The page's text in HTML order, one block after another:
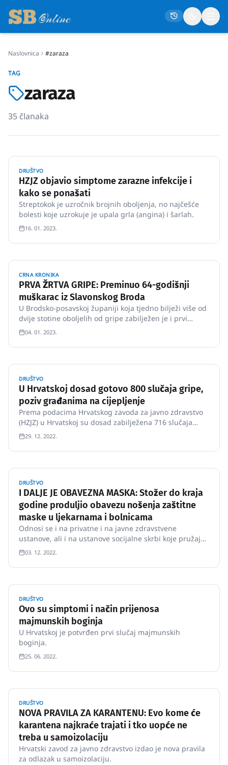
Društvo
Politika
Gospodarstvo
Crna kronika
Sport
Kultura
Osmrtnice
Naslovnica #zaraza
TAG
zaraza
35 članaka
DRUŠTVO
HZJZ objavio simptome zarazne infekcije i
kako se ponašati
Streptokok je uzročnik brojnih oboljenja, no najčešće
bolesti koje uzrokuje je upala grla (angina) i šarlah.
16. 01. 2023.
CRNA KRONIKA
PRVA ŽRTVA GRIPE: Preminuo 64-godišnji
muškarac iz Slavonskog Broda
U Brodsko-posavskoj županiji koja tjedno bilježi više od
dvije stotine oboljelih od gripe zabilježen je i prvi
smrtni slučaj.
04. 01. 2023.
DRUŠTVO
U Hrvatskoj dosad gotovo 800 slučaja gripe,
poziv građanima na cijepljenje
Prema podacima Hrvatskog zavoda za javno zdravstvo
(HZJZ) u Hrvatskoj su dosad zabilježena 716 slučaja
gripe, a očekuje se povećanje oboljelih idućih tjedana
te se građanima savjetuje cijepljenje protiv gripe,
izjavila je u utorak za Hinu epidemiologinja Iva Pem
29. 12. 2022.
DRUŠTVO
I DALJE JE OBAVEZNA MASKA: Stožer do kraja
godine produljio obavezu nošenja zaštitne
maske u ljekarnama i bolnicama
Odnosi se i na privatne i na javne zdravstvene
ustanove, ali i na ustanove socijalne skrbi koje pružaju
uslugu smještaja za starije osobe i osobe s
invaliditetom i posjetitelji korisnicima.
03. 12. 2022.
DRUŠTVO
Ovo su simptomi i način prijenosa
majmunskih boginja
U Hrvatskoj je potvrđen prvi slučaj majmunskih
boginja.
25. 06. 2022.
DRUŠTVO
NOVA PRAVILA ZA KARANTENU: Evo kome će
karantena najkraće trajati i tko uopće ne
treba u samoizolaciju
Hrvatski zavod za javno zdravstvo izdao je nova pravila
za odlazak u samoizolaciju.